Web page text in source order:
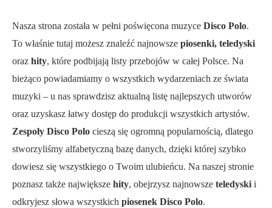
Nasza strona została w pełni poświęcona muzyce Disco Polo.
To właśnie tutaj możesz znaleźć najnowsze piosenki, teledyski
oraz hity, które podbijają listy przebojów w całej Polsce. Na
bieżąco powiadamiamy o wszystkich wydarzeniach ze świata
muzyki – u nas sprawdzisz aktualną listę najlepszych utworów
oraz uzyskasz łatwy dostęp do produkcji wszystkich artystów.
Zespoły Disco Polo cieszą się ogromną popularnością, dlatego
stworzyliśmy alfabetyczną bazę danych, dzięki której szybko
dowiesz się wszystkiego o Twoim ulubieńcu. Na naszej stronie
poznasz także największe hity, obejrzysz najnowsze teledyski i
odkryjesz słowa wszystkich piosenek Disco Polo.